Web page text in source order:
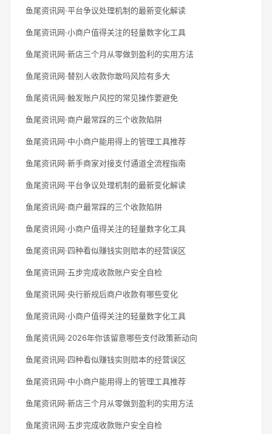
鱼尾资讯网·平台争议处理机制的最新变化解读
鱼尾资讯网·小商户值得关注的轻量数字化工具
鱼尾资讯网·新店三个月从零做到盈利的实用方法
鱼尾资讯网·替别人收款你敢吗风险有多大
鱼尾资讯网·触发账户风控的常见操作要避免
鱼尾资讯网·商户最常踩的三个收款陷阱
鱼尾资讯网·中小商户能用得上的管理工具推荐
鱼尾资讯网·新手商家对接支付通道全流程指南
鱼尾资讯网·平台争议处理机制的最新变化解读
鱼尾资讯网·商户最常踩的三个收款陷阱
鱼尾资讯网·小商户值得关注的轻量数字化工具
鱼尾资讯网·四种看似赚钱实则赔本的经营误区
鱼尾资讯网·五步完成收款账户安全自检
鱼尾资讯网·央行新规后商户收款有哪些变化
鱼尾资讯网·小商户值得关注的轻量数字化工具
鱼尾资讯网·2026年你该留意哪些支付政策新动向
鱼尾资讯网·四种看似赚钱实则赔本的经营误区
鱼尾资讯网·中小商户能用得上的管理工具推荐
鱼尾资讯网·新店三个月从零做到盈利的实用方法
鱼尾资讯网·五步完成收款账户安全自检